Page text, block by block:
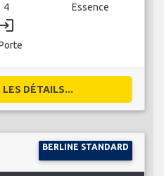
4 Essence
login
DÉTAILS...
BERLINE STANDARD